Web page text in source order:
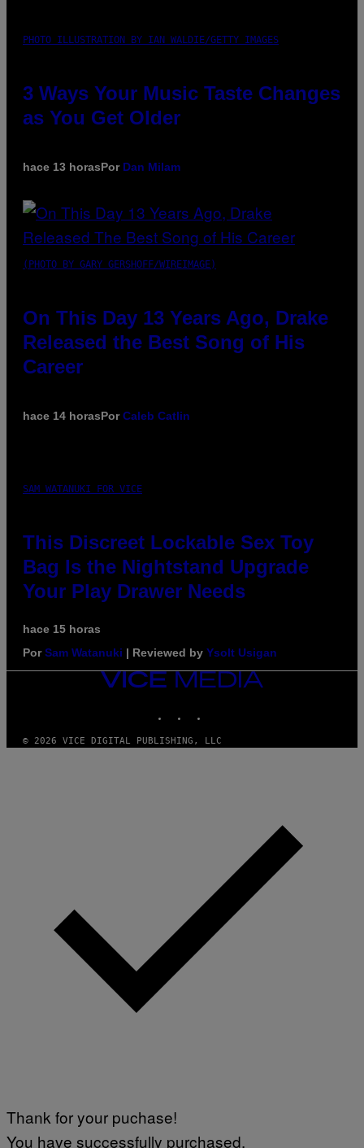
PHOTO ILLUSTRATION BY IAN WALDIE/GETTY IMAGES
3 Ways Your Music Taste Changes
as You Get Older
hace 13 horasPor Dan Milam
(PHOTO BY GARY GERSHOFF/WIREIMAGE)
On This Day 13 Years Ago, Drake
Released the Best Song of His
Career
hace 14 horasPorCaleb Catlin
SAM WATANUKI FOR VICE
This Discreet Lockable Sex Toy
Bag Is the Nightstand Upgrade
Your Play Drawer Needs
hace 15 horas
PorSam Watanuki | Reviewed by Ysolt Usigan
VICE
MEDIA
© 2026 VICE DIGITAL PUBLISHING, LLC
Thank for your puchase!
You have successfully purchased.